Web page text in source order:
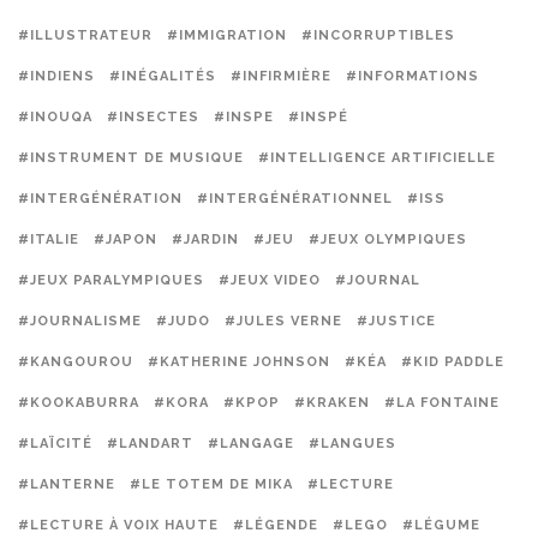
#ILLUSTRATEUR #IMMIGRATION #INCORRUPTIBLES
#INDIENS #INÉGALITÉS #INFIRMIÈRE #INFORMATIONS
#INOUQA #INSECTES #INSPE #INSPÉ
#INSTRUMENT DE MUSIQUE #INTELLIGENCE ARTIFICIELLE
#INTERGÉNÉRATION #INTERGÉNÉRATIONNEL #ISS
#ITALIE #JAPON #JARDIN #JEU #JEUX OLYMPIQUES
#JEUX PARALYMPIQUES #JEUX VIDEO #JOURNAL
#JOURNALISME #JUDO #JULES VERNE #JUSTICE
#KANGOUROU #KATHERINE JOHNSON #KÉA #KID PADDLE
#KOOKABURRA #KORA #KPOP #KRAKEN #LA FONTAINE
#LAÏCITÉ #LANDART #LANGAGE #LANGUES
#LANTERNE #LE TOTEM DE MIKA #LECTURE
#LECTURE À VOIX HAUTE #LÉGENDE #LEGO #LÉGUME